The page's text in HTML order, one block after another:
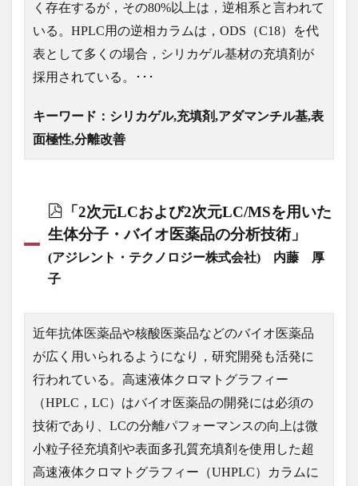
く存在するが，その80%以上は，逆相系と言われて
いる。HPLC用の逆相カラムは，ODS（C18）を代
表として多くの場合，シリカゲル基材の充填剤が
採用されている。･･･
キーワード：シリカゲル,充填剤,アダマンチル基,表
面極性,分離改善
「2次元LCおよび2次元LC/MSを用いた
生体分子・バイオ医薬品の分析技術」
(アジレント・テクノロジー株式会社) 内藤 厚
子
近年抗体医薬品や核酸医薬品などのバイオ医薬品
が広く用いられるようになり，研究開発も活発に
行われている。高速液体クロマトグラフィー
（HPLC，LC）はバイオ医薬品の開発には必須の
技術であり、LCの分離パフォーマンスの向上は微
小粒子径充填剤や表面多孔質充填剤を使用した超
高速液体クロマトグラフィー（UHPLC）カラムに